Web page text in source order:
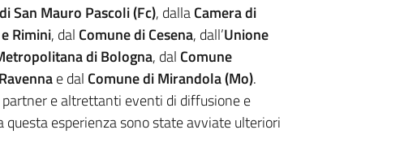
San Mauro Pascoli (Fc), dallaCamera di
Rimini, dal Comune di Cesena, dall’Unione
di Bologna, dal Comune
e dal Comune di Mirandola (Mo).
e altrettanti eventi di diffusione e
esperienza sono state avviate ulteriori